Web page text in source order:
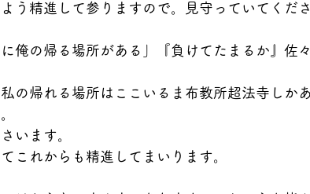
う精進して参りますので。見守っていてくださ
俺の帰る場所がある」『負けてたまるか』佐
の帰れる場所はここいるま布教所超法寺しか
います。
これからも精進してまいります。